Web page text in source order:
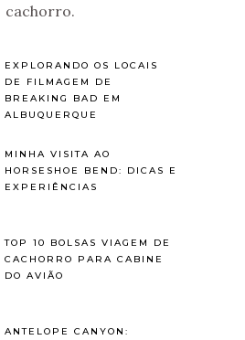
cachorro.
EXPLORANDO OS LOCAIS
DE FILMAGEM DE
BREAKING BAD EM
ALBUQUERQUE
MINHA VISITA AO
HORSESHOE BEND: DICAS E
EXPERIÊNCIAS
TOP 10 BOLSAS VIAGEM DE
CACHORRO PARA CABINE
DO AVIÃO
ANTELOPE CANYON: